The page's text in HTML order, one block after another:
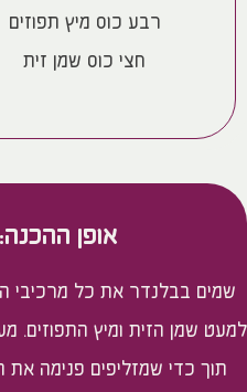
רבע כוס מיץ תפוזים
חצי כוס שמן זית
אופן ההכנה:
שמים בבלנדר את כל מרכיבי
למעט שמן הזית ומיץ התפוזים.
תוך כדי שמזליפים פנימה את